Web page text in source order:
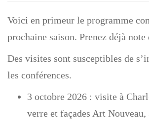
Voici en primeur le programme
prochaine saison. Prenez déjà note
Des visites sont susceptibles de
les conférences.
3 octobre 2026 : visite à
verre et façades Art